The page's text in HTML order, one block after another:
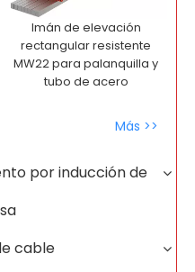
Imán de elevación
rectangular resistente
MW22 para palanquilla y
tubo de acero
Más >>
por inducción de
cable